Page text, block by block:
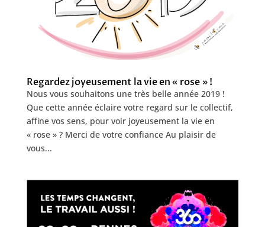
Regardez joyeusement la vie en « rose » !
Nous vous souhaitons une très belle année 2019 !
Que cette année éclaire votre regard sur le collectif,
affine vos sens, pour voir joyeusement la vie en
« rose » ? Merci de votre confiance Au plaisir de
vous...